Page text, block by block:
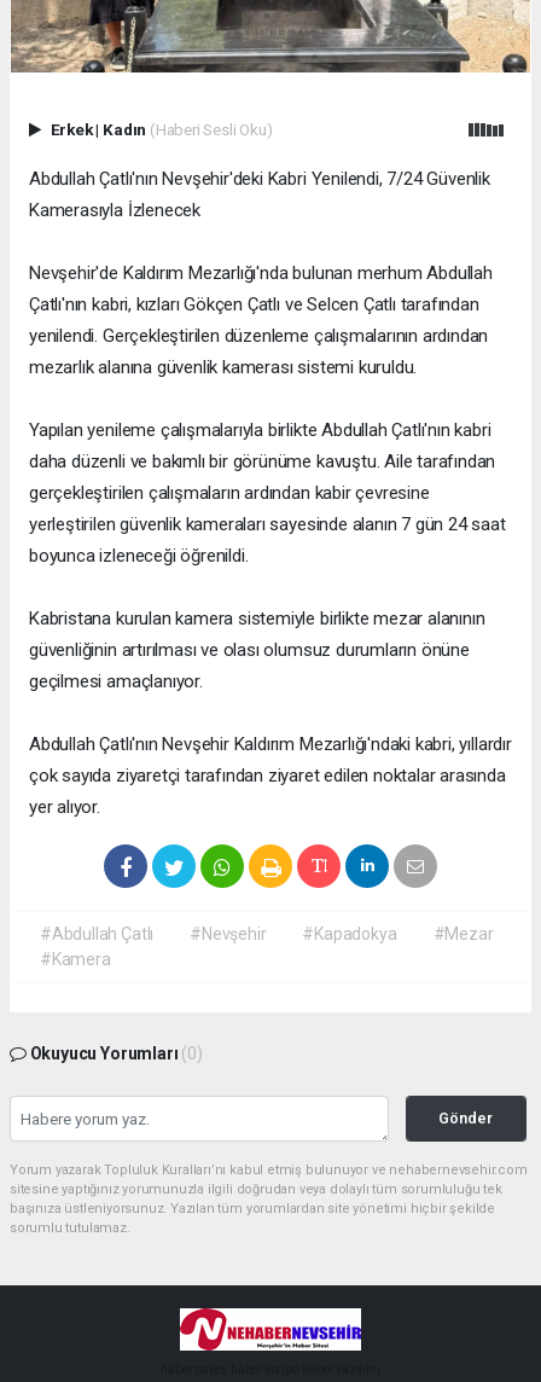
Erkek| Kadın (Haberi Sesli Oku)
Abdullah Çatlı'nın Nevşehir'deki Kabri Yenilendi, 7/24 Güvenlik
Kamerasıyla İzlenecek
Nevşehir'de Kaldırım Mezarlığı'nda bulunan merhum Abdullah
Çatlı'nın kabri, kızları Gökçen Çatlı ve Selcen Çatlı tarafından
yenilendi. Gerçekleştirilen düzenleme çalışmalarının ardından
mezarlık alanına güvenlik kamerası sistemi kuruldu.
Yapılan yenileme çalışmalarıyla birlikte Abdullah Çatlı'nın kabri
daha düzenli ve bakımlı bir görünüme kavuştu. Aile tarafından
gerçekleştirilen çalışmaların ardından kabir çevresine
yerleştirilen güvenlik kameraları sayesinde alanın 7 gün 24 saat
boyunca izleneceği öğrenildi.
Kabristana kurulan kamera sistemiyle birlikte mezar alanının
güvenliğinin artırılması ve olası olumsuz durumların önüne
geçilmesi amaçlanıyor.
Abdullah Çatlı'nın Nevşehir Kaldırım Mezarlığı'ndaki kabri, yıllardır
çok sayıda ziyaretçi tarafından ziyaret edilen noktalar arasında
yer alıyor.
#Abdullah Çatlı #Nevşehir #Kapadokya
#Mezar
#Kamera
Okuyucu Yorumları (0)
Gönder
Yorum yazarak Topluluk Kuralları’nı kabul etmiş bulunuyor ve nehabernevsehir.com
sitesine yaptığınız yorumunuzla ilgili doğrudan veya dolaylı tüm sorumluluğu tek
başınıza üstleniyorsunuz. Yazılan tüm yorumlardan site yönetimi hiçbir şekilde
sorumlu tutulamaz.